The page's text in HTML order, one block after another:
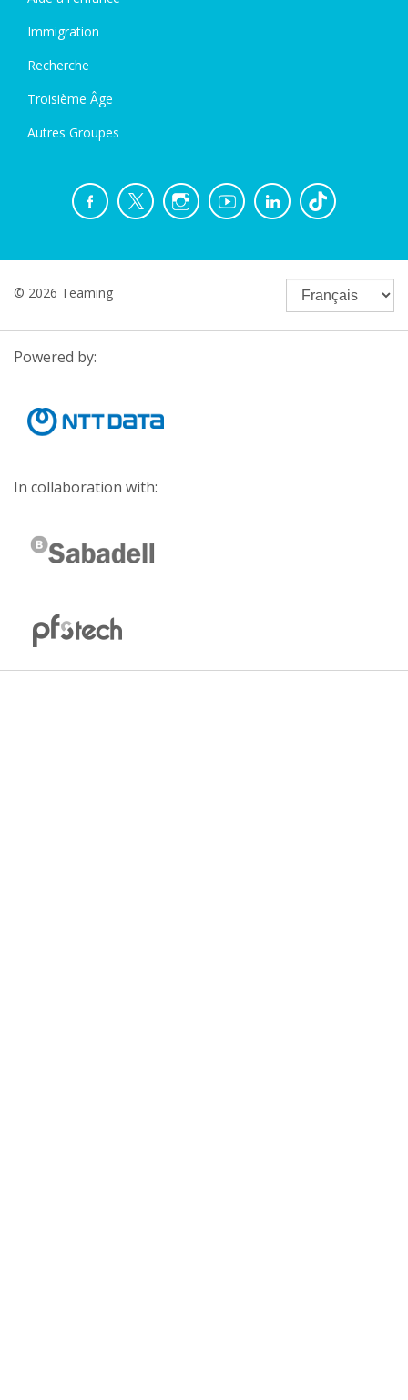
Immigration
Recherche
Troisième Âge
Autres Groupes
© 2026 Teaming
Powered by:
In collaboration with: